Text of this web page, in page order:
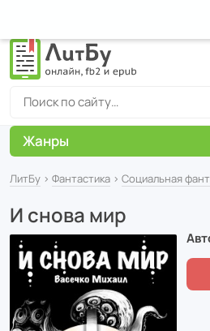
ЛитБу › Фантастика › Социальная
И снова мир
Жанры